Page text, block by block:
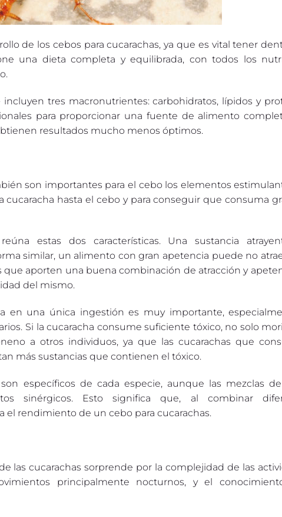
de los cebos para cucarachas, ya que es vital tener
una dieta completa y equilibrada, con todos los
tres macronutrientes: carbohidratos, lípidos y
para proporcionar una fuente de alimento
resultados mucho menos óptimos.
son importantes para el cebo los elementos
cucaracha hasta el cebo y para conseguir que consuma
estas dos características. Una sustancia
similar, un alimento con gran apetencia puede no
aporten una buena combinación de atracción y
del mismo.
en una única ingestión es muy importante,
Si la cucaracha consume suficiente tóxico, no solo
a otros individuos, ya que las cucarachas que
más sustancias que contienen el tóxico.
específicos de cada especie, aunque las mezclas
sinérgicos. Esto significa que, al combinar
rendimiento de un cebo para cucarachas.
las cucarachas sorprende por la complejidad de las
principalmente nocturnos, y el